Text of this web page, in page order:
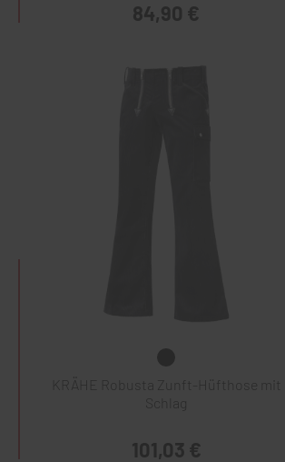
84,90 €
KRÄHE Robusta Zunft-Hüfthose mit
Schlag
101,03 €